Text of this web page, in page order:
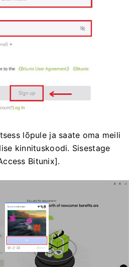
lõpule ja saate oma meili
kinnituskoodi. Sisestage
Bitunix].